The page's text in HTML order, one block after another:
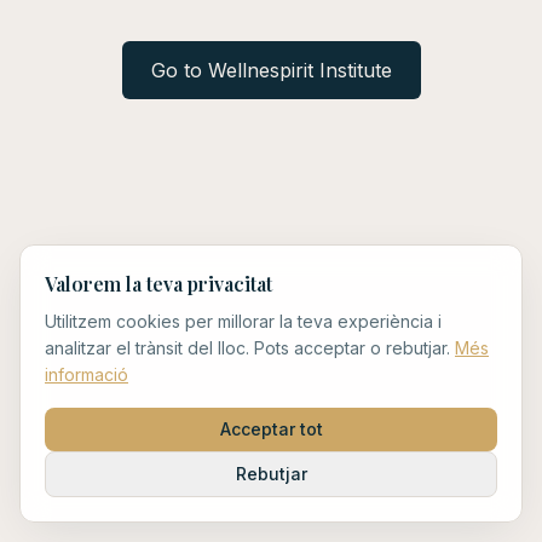
Go to Wellnespirit Institute
Valorem la teva privacitat
Utilitzem cookies per millorar la teva experiència i
analitzar el trànsit del lloc. Pots acceptar o rebutjar. Més
informació
Acceptar tot
Rebutjar